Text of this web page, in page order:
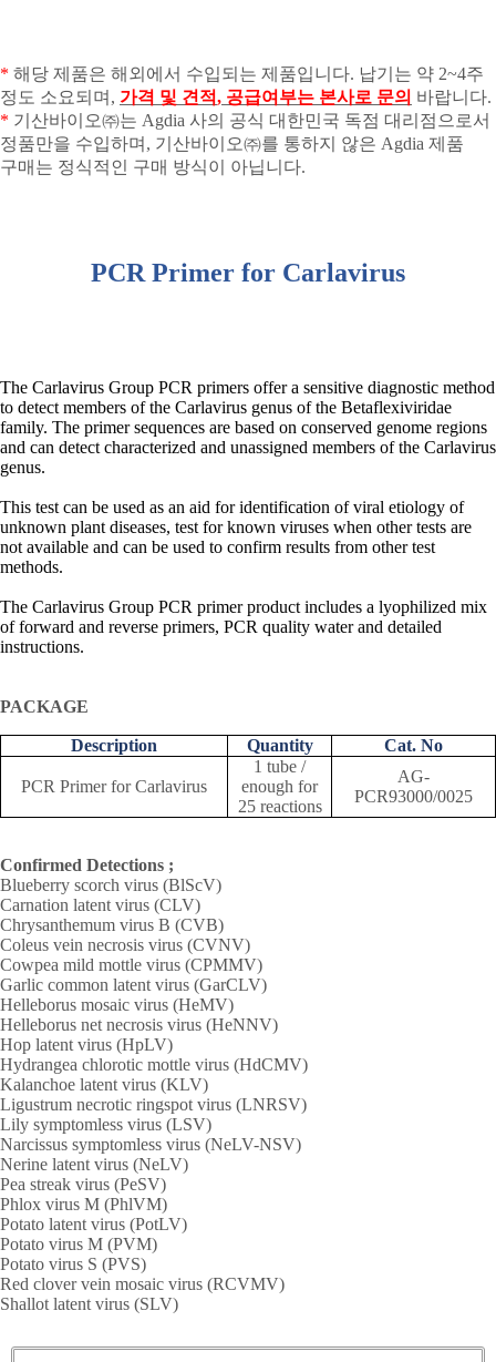
* 해당 제품은 해외에서 수입되는 제품입니다. 납기는 약 2~4주
정도 소요되며 , 가격 및 견적, 공급여부는 본사로 문의 바랍니다.
* 기산바이오㈜는 Agdia 사의 공식 대한민국 독점 대리점으로서
정품만을 수입하며 , 기산바이오㈜를 통하지 않은 Agdia 제품
구매는 정식적인 구매 방식이 아닙니다.
PCR Primer for Carlavirus
The Carlavirus Group PCR primers offer a sensitive diagnostic method
to detect members of the Carlavirus genus of the Betaflexiviridae
family. The primer sequences are based on conserved genome regions
and can detect characterized and unassigned members of the Carlavirus
genus.
This test can be used as an aid for identification of viral etiology of
unknown plant diseases, test for known viruses when other tests are
not available and can be used to confirm results from other test
methods.
The Carlavirus Group PCR primer product includes a lyophilized mix
of forward and reverse primers, PCR quality water and detailed
instructions.
PACKAGE
Description Quantity Cat. No
PCR Primer for Carlavirus
1 tube /
enough for
25 reactions
AG-
PCR93000/0025
Confirmed Detections ;
Blueberry scorch virus (BlScV)
Carnation latent virus (CLV)
Chrysanthemum virus B (CVB)
Coleus vein necrosis virus (CVNV)
Cowpea mild mottle virus (CPMMV)
Garlic common latent virus (GarCLV)
Helleborus mosaic virus (HeMV)
Helleborus net necrosis virus (HeNNV)
Hop latent virus (HpLV)
Hydrangea chlorotic mottle virus (HdCMV)
Kalanchoe latent virus (KLV)
Ligustrum necrotic ringspot virus (LNRSV)
Lily symptomless virus (LSV)
Narcissus symptomless virus (NeLV-NSV)
Nerine latent virus (NeLV)
Pea streak virus (PeSV)
Phlox virus M (PhlVM)
Potato latent virus (PotLV)
Potato virus M (PVM)
Potato virus S (PVS)
Red clover vein mosaic virus (RCVMV)
Shallot latent virus (SLV)